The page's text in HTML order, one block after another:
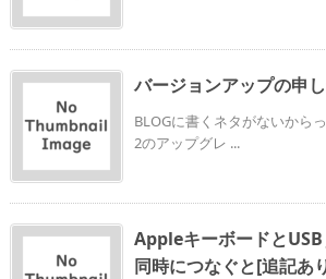
バージョンアップの申
BLOGに書くネタがないから
2のアップグレ ...
AppleキーボードとUSB
同時につなぐと[追記あ